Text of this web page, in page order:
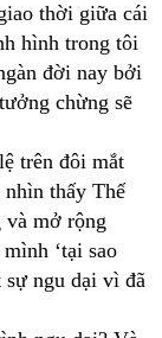
thời giữa cái
hình trong tôi
đời nay bởi
chừng sẽ
trên đôi mắt
thấy Thế
và mở rộng
‘tại sao
ngu dại vì đã